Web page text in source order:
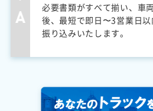
必要書類がすべて揃い、車
後、最短で即日〜3営業日
振り込みいたします。